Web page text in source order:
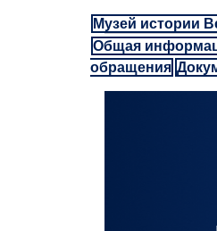
Музей истории
Общая
обращения